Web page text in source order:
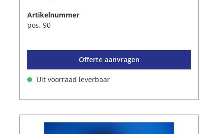
Artikelnummer
pos. 90
Offerte aanvragen
Uit voorraad leverbaar